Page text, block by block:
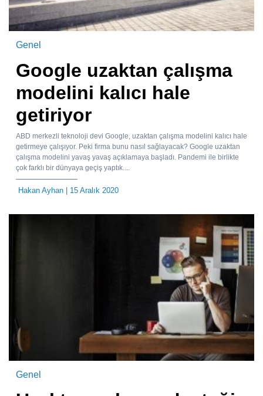
Genel
Google uzaktan çalışma
modelini kalıcı hale
getiriyor
ABD merkezli teknoloji devi Google, uzaktan çalışma modelini kalıcı hale
getirmeye çalışıyor. Peki firma bunu nasıl sağlayacak? Google uzaktan
çalışma modelini yavaş yavaş açıklamaya başladı. Pandemi ile birlikte
çok farklı bir dünyaya geçiş yaptık....
Hakan Ayhan | 15 Aralık 2020
Genel